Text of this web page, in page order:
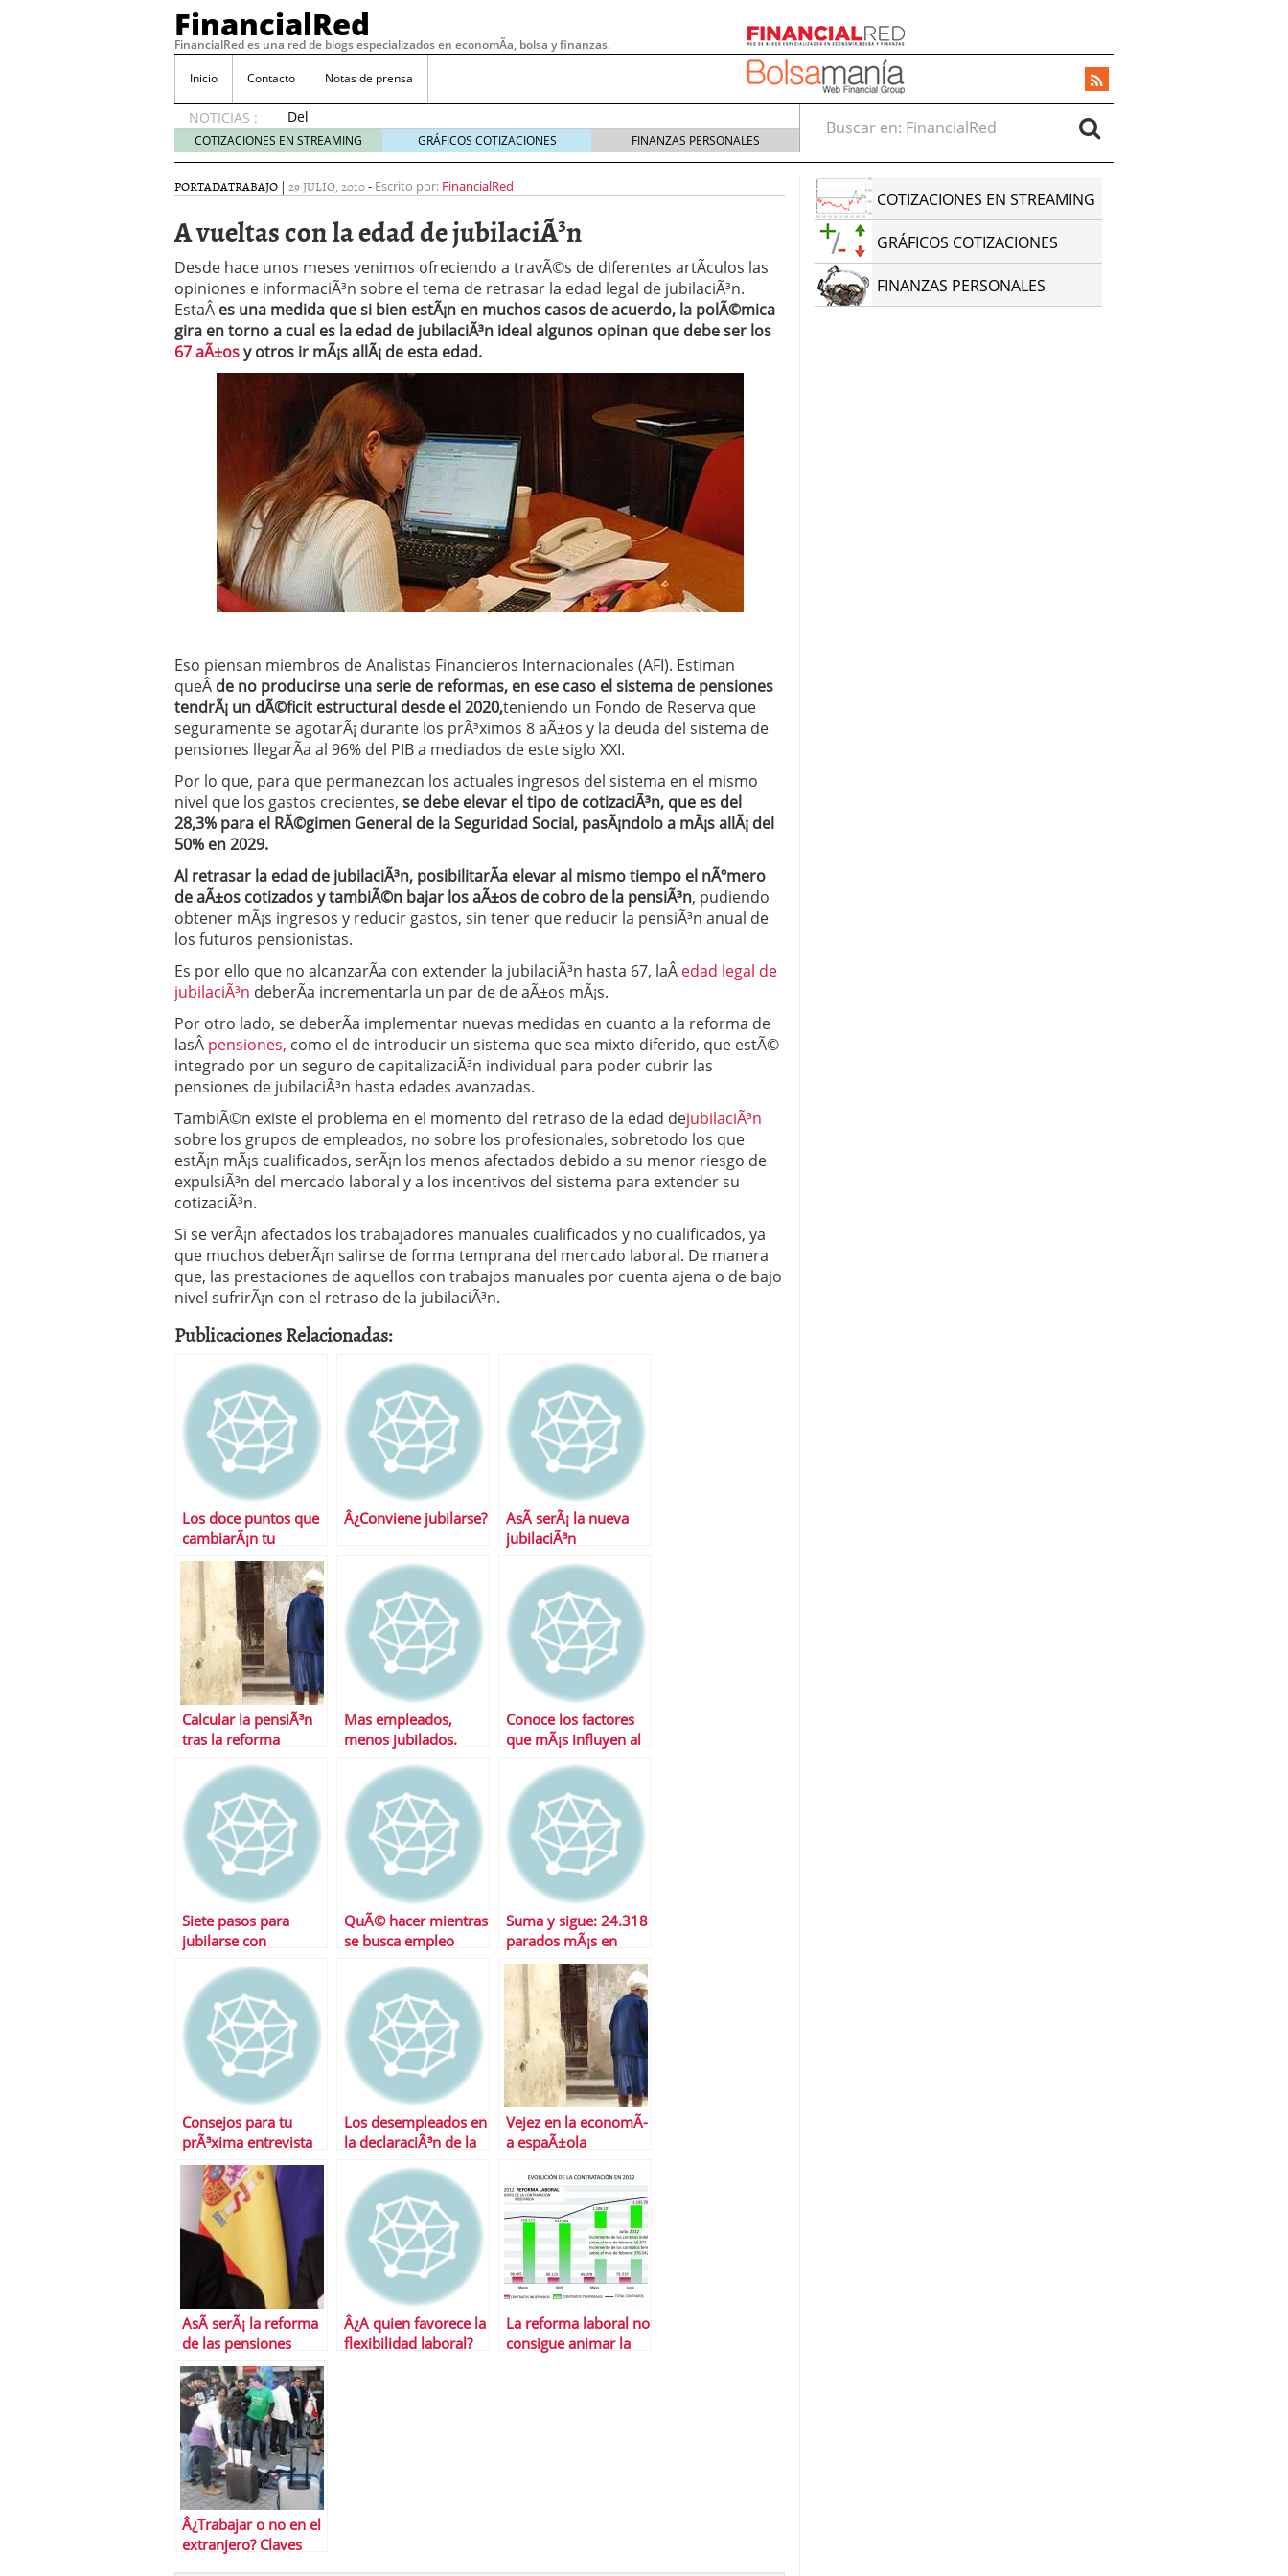
FinancialRed
FinancialRed es una red de blogs especializados en economÃ­a, bolsa y finanzas.
Inicio Contacto Notas de prensa
NOTICIAS :
Del
depósito
a la
cómo
cambiando
gestión
del
ahorro
en
España
05/08/2026
Seguros de convenio en pymes: la obligación que muchas empresas
descubren cuando ya es demasiado tarde
20/07/2026
ReseÃ±a de SIFX: Lo Que Deben Saber los Traders Mexicanos Antes de
Operar 29/06/2026
Crear empresa online vs proceso tradicional: ventajas reales para pymes
29/05/2026
CÃ³mo afrontar una baja mÃ©dica cuando trabajas por cuenta propia
26/05/2026
COTIZACIONES EN STREAMING GRÁFICOS COTIZACIONES FINANZAS PERSONALES
Buscar en:
PORTADATRABAJO | 29 JULIO, 2010- Escrito por: FinancialRed
A vueltas con la edad de jubilaciÃ³n
Desde hace unos meses venimos ofreciendo a travÃ©s de diferentes artÃ­culos las
opiniones e informaciÃ³n sobre el tema de retrasar la edad legal de jubilaciÃ³n.
EstaÂ es una medida que si bien estÃ¡n en muchos casos de acuerdo, la polÃ©mica
gira en torno a cual es la edad de jubilaciÃ³n ideal algunos opinan que debe ser los
67 aÃ±osy otros ir mÃ¡s allÃ¡ de esta edad.
Eso piensan miembros de Analistas Financieros Internacionales (AFI). Estiman
queÂ de no producirse una serie de reformas, en ese caso el sistema de pensiones
tendrÃ¡ un dÃ©ficit estructural desde el 2020,teniendo un Fondo de Reserva que
seguramente se agotarÃ¡ durante los prÃ³ximos 8 aÃ±os y la deuda del sistema de
pensiones llegarÃ­a al 96% del PIB a mediados de este siglo XXI.
Por lo que, para que permanezcan los actuales ingresos del sistema en el mismo
nivel que los gastos crecientes, se debe elevar el tipo de cotizaciÃ³n, que es del
28,3% para el RÃ©gimen General de la Seguridad Social, pasÃ¡ndolo a mÃ¡s allÃ¡ del
50% en 2029.
Al retrasar la edad de jubilaciÃ³n, posibilitarÃ­a elevar al mismo tiempo el nÃºmero
de aÃ±os cotizados y tambiÃ©n bajar los aÃ±os de cobro de la pensiÃ³n, pudiendo
obtener mÃ¡s ingresos y reducir gastos, sin tener que reducir la pensiÃ³n anual de
los futuros pensionistas.
Es por ello que no alcanzarÃ­a con extender la jubilaciÃ³n hasta 67, laÂ edad legal de
jubilaciÃ³n deberÃ­a incrementarla un par de de aÃ±os mÃ¡s.
Por otro lado, se deberÃ­a implementar nuevas medidas en cuanto a la reforma de
lasÂ pensiones, como el de introducir un sistema que sea mixto diferido, que estÃ©
integrado por un seguro de capitalizaciÃ³n individual para poder cubrir las
pensiones de jubilaciÃ³n hasta edades avanzadas.
TambiÃ©n existe el problema en el momento del retraso de la edad dejubilaciÃ³n
sobre los grupos de empleados, no sobre los profesionales, sobretodo los que
estÃ¡n mÃ¡s cualificados, serÃ¡n los menos afectados debido a su menor riesgo de
expulsiÃ³n del mercado laboral y a los incentivos del sistema para extender su
cotizaciÃ³n.
Si se verÃ¡n afectados los trabajadores manuales cualificados y no cualificados, ya
que muchos deberÃ¡n salirse de forma temprana del mercado laboral. De manera
que, las prestaciones de aquellos con trabajos manuales por cuenta ajena o de bajo
nivel sufrirÃ¡n con el retraso de la jubilaciÃ³n.
Publicaciones Relacionadas:
Los doce puntos que
cambiarÃ¡n tu
pensiÃ³n tras la
reforma
Â¿Conviene jubilarse?
AsÃ­ serÃ¡ la nueva
jubilaciÃ³n
Calcular la pensiÃ³n
tras la reforma
Mas empleados,
menos jubilados.
Conoce los factores
que mÃ¡s influyen al
Siete pasos para
jubilarse con
QuÃ© hacer mientras
se busca empleo
Suma y sigue: 24.318
parados mÃ¡s en
noviembre
Consejos para tu
prÃ³xima entrevista
laboral
Los desempleados en
la declaraciÃ³n de la
Vejez en la economÃ­
a espaÃ±ola
AsÃ­ serÃ¡ la reforma
de las pensiones
Â¿A quien favorece la
flexibilidad laboral?
La reforma laboral no
consigue animar la
Â¿Trabajar o no en el
extranjero? Claves
COTIZACIONES EN STREAMING
GRÁFICOS COTIZACIONES
FINANZAS PERSONALES